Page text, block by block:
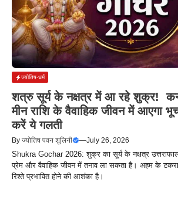
ज्योतिष-धर्म
शत्रु सूर्य के नक्षत्र में आ रहे शुक्र!
मीन राशि के वैवाहिक जीवन में आएगा
करें ये गलती
By ज्योतिष पवन शूलिनी —July 26, 2026
Shukra Gochar 2026: शुक्र का सूर्य के नक्षत्र
प्रेम और वैवाहिक जीवन में तनाव ला सकता है। अहम के
रिश्ते प्रभावित होने की आशंका है।